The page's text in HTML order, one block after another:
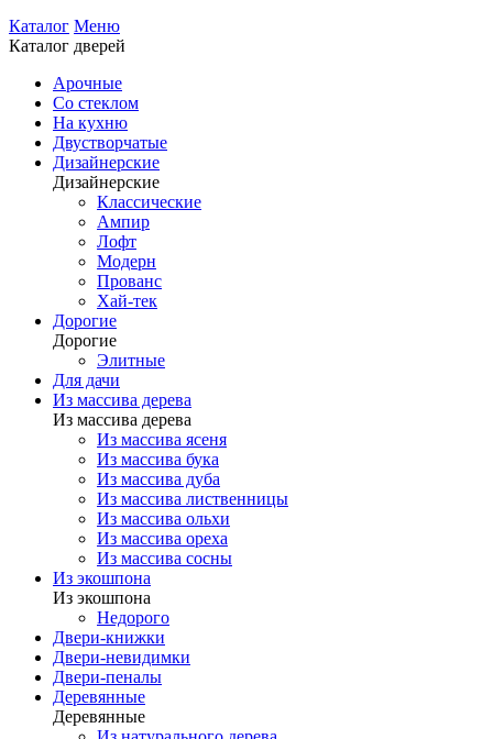
Каталог Меню
Каталог дверей
Арочные
Со стеклом
На кухню
Двустворчатые
Дизайнерские
Дизайнерские
Классические
Ампир
Лофт
Модерн
Прованс
Хай-тек
Дорогие
Дорогие
Элитные
Для дачи
Из массива дерева
Из массива дерева
Из массива ясеня
Из массива бука
Из массива дуба
Из массива лиственницы
Из массива ольхи
Из массива ореха
Из массива сосны
Из экошпона
Из экошпона
Недорого
Двери-книжки
Двери-невидимки
Двери-пеналы
Деревянные
Деревянные